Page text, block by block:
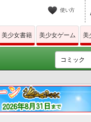
使い方
美少女書籍 美少女ゲーム 美